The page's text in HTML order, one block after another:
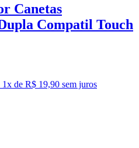
Canetas
Compatil Touch
1x de R$ 19,90 sem juros